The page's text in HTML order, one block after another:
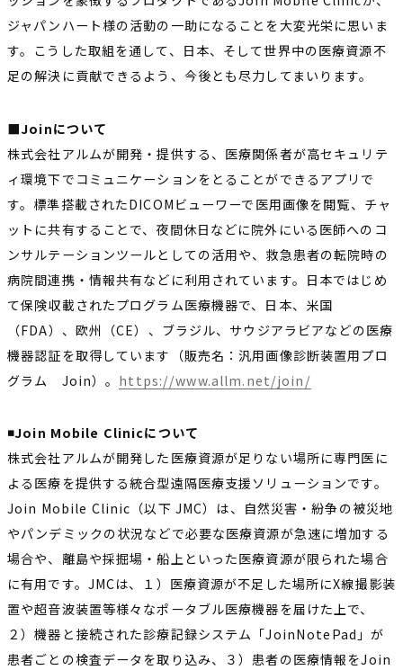
ジャパンハート様の活動の一助になることを大変光栄に思いま
す。こうした取組を通して、日本、そして世界中の医療資源不
足の解決に貢献できるよう、今後とも尽力してまいります。
■Joinについて
株式会社アルムが開発・提供する、医療関係者が高セキュリテ
ィ環境下でコミュニケーションをとることができるアプリで
す。標準搭載されたDICOMビューワーで医用画像を閲覧、チャ
ットに共有することで、夜間休日などに院外にいる医師へのコ
ンサルテーションツールとしての活用や、救急患者の転院時の
病院間連携・情報共有などに利用されています。日本ではじめ
て保険収載されたプログラム医療機器で、日本、米国
（FDA）、欧州（CE）、ブラジル、サウジアラビアなどの医療
機器認証を取得しています（販売名：汎用画像診断装置用プロ
グラム Join）。 https://www.allm.net/join/
◾️Join Mobile Clinicについて
株式会社アルムが開発した医療資源が足りない場所に専門医に
よる医療を提供する統合型遠隔医療支援ソリューションです。
Join Mobile Clinic（以下 JMC）は、自然災害・紛争の被災地
やパンデミックの状況などで必要な医療資源が急速に増加する
場合や、離島や採掘場・船上といった医療資源が限られた場合
に有用です。JMCは、１）医療資源が不足した場所にX線撮影装
置や超音波装置等様々なポータブル医療機器を届けた上で、
２）機器と接続された診療記録システム「JoinNotePad」が
患者ごとの検査データを取り込み、３）患者の医療情報をJoin